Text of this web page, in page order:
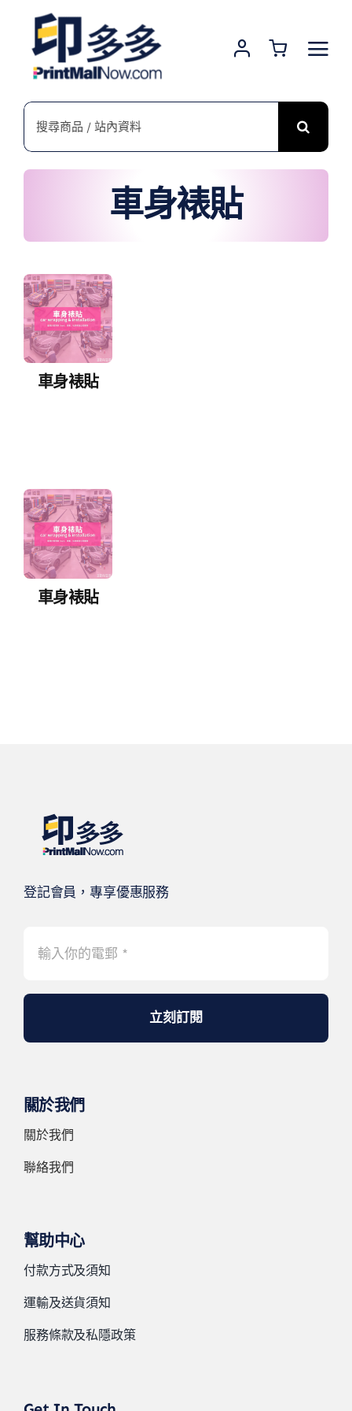
content
搜
車身裱貼
車身裱貼
車身裱貼
登記會員，專享優惠服務
立刻訂閱
關於我們
關於我們
聯絡我們
幫助中心
付款方式及須知
運輸及送貨須知
服務條款及私隱政策